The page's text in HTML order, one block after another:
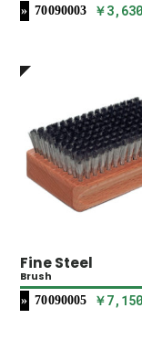
70090003
￥
Fine Steel
Brush
70090005
￥